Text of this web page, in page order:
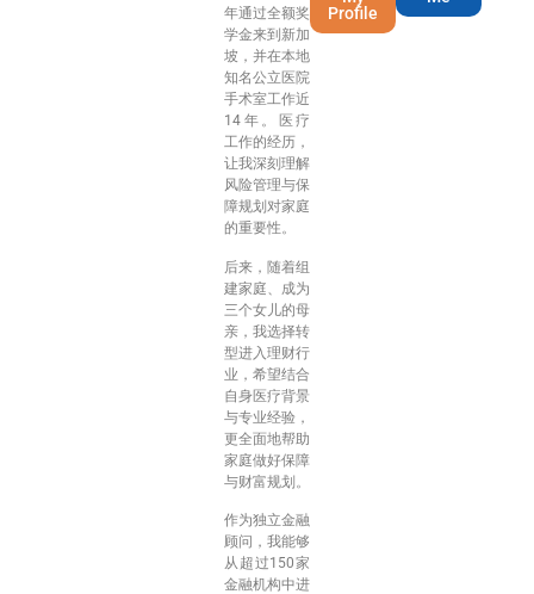
年通过全额奖
学金来到新加
坡，并在本地
知名公立医院
手术室工作近
14年。医疗
工作的经历，
让我深刻理解
风险管理与保
障规划对家庭
的重要性。
后来，随着组
建家庭、成为
三个女儿的母
亲，我选择转
型进入理财行
业，希望结合
自身医疗背景
与专业经验，
更全面地帮助
家庭做好保障
与财富规划。
作为独立金融
顾问，我能够
从超过150家
金融机构中进
Profile